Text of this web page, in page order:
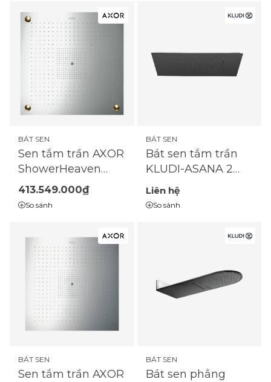
BÁT SEN
Sen tắm trần AXOR
ShowerHeaven
970x970 3 tia tích
hợp đèn
413.549.000₫
So sánh
BÁT SEN
Bát sen tắm trần
KLUDI-ASANA 2
chế độ - Matt Black
- 6945039-00
Liên hệ
So sánh
BÁT SEN
Sen tắm trần AXOR
BÁT SEN
Bát sen phẳng